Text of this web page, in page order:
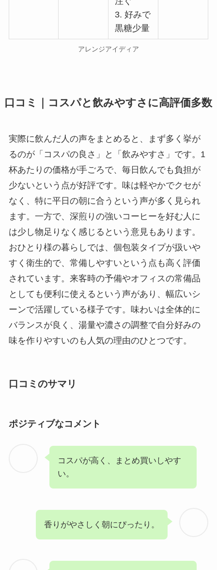
3. 好みで
黒糖少量
アレンジアイディア
口コミ｜コスパと飲みやすさに高評価多数
実際に飲んだ人の声をまとめると、まず多く挙が
るのが「コスパの良さ」と「飲みやすさ」です。1
杯あたりの価格が手ごろで、毎日飲んでも負担が
少ないという点が好評です。味は軽やかでクセが
なく、特に平日の朝に合うという声が多く見られ
ます。一方で、深煎りの強いコーヒーを好む人に
は少し物足りなく感じるという意見もあります。
おひとり様の暮らしでは、個包装タイプが扱いや
すく衛生的で、常備しやすいという点も高く評価
されています。来客時の予備やオフィスの常備品
としても便利に使えるという声があり、幅広いシ
ーンで活躍している様子です。味わいは全体的に
バランスが良く、湯量や濃さの調整で自分好みの
味を作りやすいのも人気の理由のひとつです。
口コミのサマリ
ポジティブなコメント
コスパが高く、まとめ買いしやす
い。
香りがやさしく朝にぴったり。